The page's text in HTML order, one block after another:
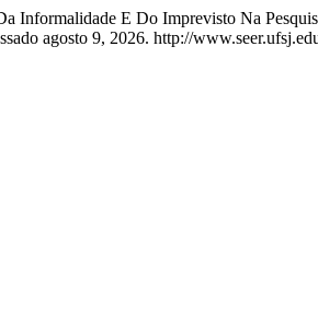
Informalidade E Do Imprevisto Na
agosto 9, 2026. http://